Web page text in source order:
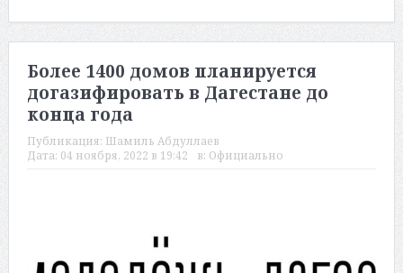
Более 1400 домов планируется
догазифировать в Дагестане до
конца года
Публикация: Шамиль Абдуллаев
Дата: 04 ноября, 2022 в 19:42 в: Официально